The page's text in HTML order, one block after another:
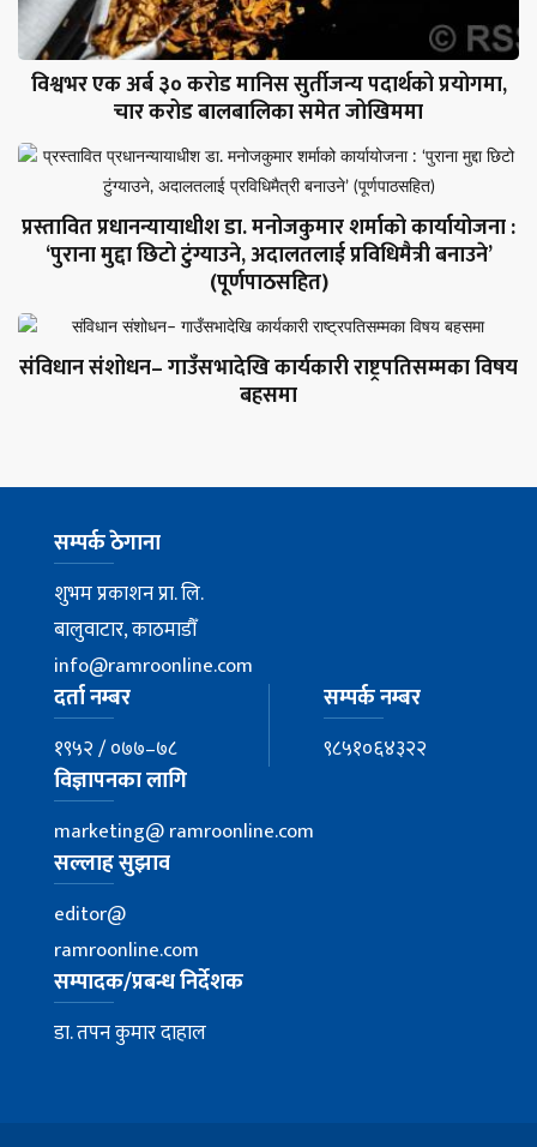
विश्वभर एक अर्ब ३० करोड मानिस सुर्तीजन्य पदार्थको प्रयोगमा,
चार करोड बालबालिका समेत जोखिममा
प्रस्तावित प्रधानन्यायाधीश डा. मनोजकुमार शर्माको कार्यायोजना :
‘पुराना मुद्दा छिटो टुंग्याउने, अदालतलाई प्रविधिमैत्री बनाउने’
(पूर्णपाठसहित)
संविधान संशोधन– गाउँसभादेखि कार्यकारी राष्ट्रपतिसम्मका विषय
बहसमा
सम्पर्क ठेगाना
शुभम प्रकाशन प्रा. लि.
बालुवाटार, काठमाडौँ
info@ramroonline.com
दर्ता नम्बर
१९५२ / ०७७–७८
सम्पर्क नम्बर
९८५१०६४३२२
विज्ञापनका लागि
marketing@ ramroonline.com
सल्लाह सुझाव
editor@
ramroonline.com
सम्पादक/प्रबन्ध निर्देशक
डा. तपन कुमार दाहाल